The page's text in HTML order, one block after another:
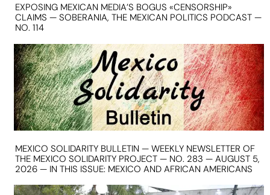
EXPOSING MEXICAN MEDIA’S BOGUS «CENSORSHIP»
CLAIMS — SOBERANIA, THE MEXICAN POLITICS PODCAST —
NO. 114
MEXICO SOLIDARITY BULLETIN — WEEKLY NEWSLETTER OF
THE MEXICO SOLIDARITY PROJECT — NO. 283 — AUGUST 5,
2026 — IN THIS ISSUE: MEXICO AND AFRICAN AMERICANS